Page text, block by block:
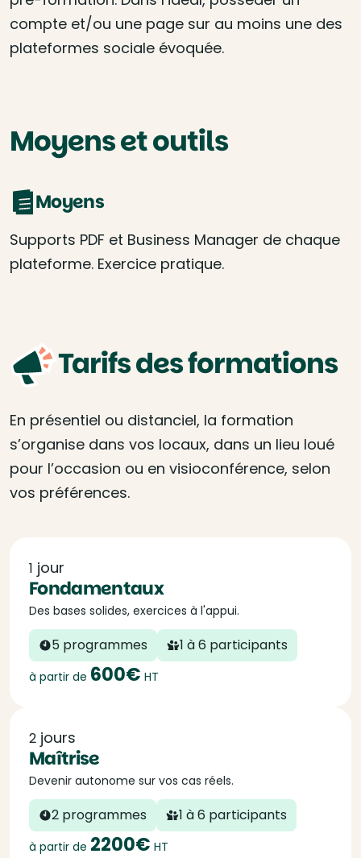
compte et/ou une page sur au moins une des
plateformes sociale évoquée.
Moyens et outils
Moyens
Supports PDF et Business Manager de chaque
plateforme. Exercice pratique.
Tarifs des formations
En présentiel ou distanciel, la formation
s’organise dans vos locaux, dans un lieu loué
pour l’occasion ou en visioconférence, selon
vos préférences.
1 jour
Fondamentaux
Des bases solides, exercices à l'appui.
5 programmes 1 à 6 participants
à partir de 600€ HT
2 jours
Maîtrise
Devenir autonome sur vos cas réels.
2 programmes 1 à 6 participants
à partir de 2200€ HT